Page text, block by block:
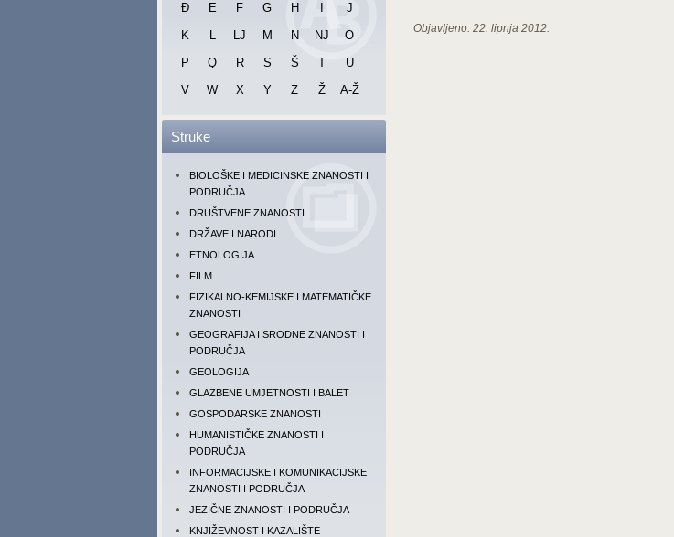
Đ
E F G H
J
K
L LJ M N NJ
O
P
Q R S Š T
U
V
W X Y Z Ž A-Ž
Struke
BIOLOŠKE I MEDICINSKE ZNANOSTI I
PODRUČJA
DRUŠTVENE ZNANOSTI
DRŽAVE I NARODI
ETNOLOGIJA
FILM
FIZIKALNO-KEMIJSKE I MATEMATIČKE
ZNANOSTI
GEOGRAFIJA I SRODNE ZNANOSTI I
PODRUČJA
GEOLOGIJA
GLAZBENE UMJETNOSTI I BALET
GOSPODARSKE ZNANOSTI
HUMANISTIČKE ZNANOSTI I
PODRUČJA
INFORMACIJSKE I KOMUNIKACIJSKE
ZNANOSTI I PODRUČJA
JEZIČNE ZNANOSTI I PODRUČJA
KNJIŽEVNOST I KAZALIŠTE
Objavljeno: 22. lipnja 2012.